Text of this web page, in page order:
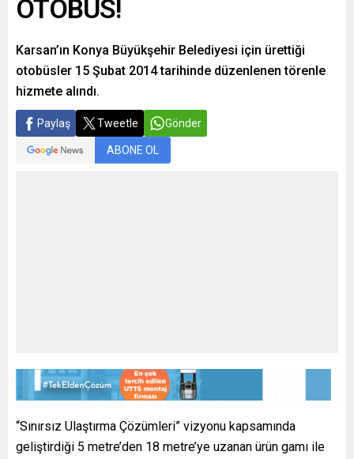
OTOBÜS!
Karsan’ın Konya Büyükşehir Belediyesi için ürettiği
otobüsler 15 Şubat 2014 tarihinde düzenlenen törenle
hizmete alındı.
Paylaş Tweetle Gönder
ABONE OL
“Sınırsız Ulaştırma Çözümleri” vizyonu kapsamında
geliştirdiği 5 metre’den 18 metre’ye uzanan ürün gamı ile